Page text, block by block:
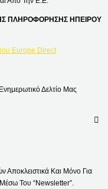
ΠΛΗΡΟΦΟΡΗΣΗΣ ΗΠΕΙΡΟΥ
Europe Direct
Δελτίο Μας
Αποκλειστικά Και Μόνο Για
Του “Newsletter”.